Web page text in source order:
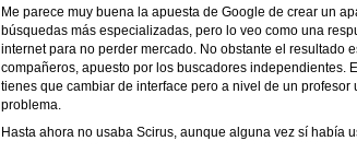
Me parece muy buena la apuesta de Google de crear un
búsquedas más especializadas, pero lo veo como una
internet para no perder mercado. No obstante el resultado
compañeros, apuesto por los buscadores independientes.
tienes que cambiar de interface pero a nivel de un
problema.
Hasta ahora no usaba Scirus, aunque alguna vez sí había